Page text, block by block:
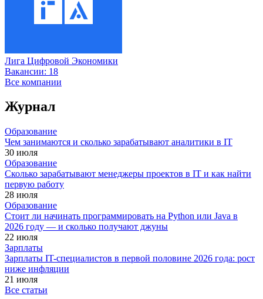
Лига Цифровой Экономики
Вакансии: 18
Все компании
Журнал
Образование
Чем занимаются и сколько зарабатывают аналитики в IT
30 июля
Образование
Сколько зарабатывают менеджеры проектов в IT и как найти
первую работу
28 июля
Образование
Стоит ли начинать программировать на Python или Java в
2026 году — и сколько получают джуны
22 июля
Зарплаты
Зарплаты IT-специалистов в первой половине 2026 года: рост
ниже инфляции
21 июля
Все статьи